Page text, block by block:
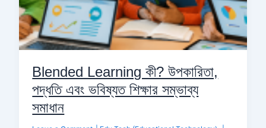
Blended Learning কী? উপকারিতা,
পদ্ধতি এবং ভবিষ্যত শিক্ষার সম্ভাব্য
সমাধান